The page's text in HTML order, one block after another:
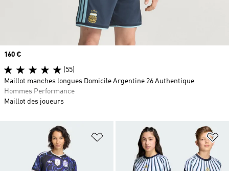
Ajouter à la Liste de produits
Prix
160 €
(55)
Maillot manches longues Domicile Argentine 26 Authentique
Hommes Performance
Maillot des joueurs